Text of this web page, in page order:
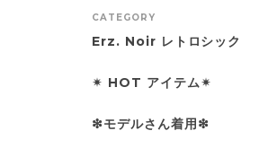
CATEGORY
Erz. Noir レトロシック
✴︎ HOT アイテム✴︎
❇︎モデルさん着用❇︎